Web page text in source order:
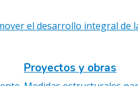
el desarrollo integral de
Proyectos y obras